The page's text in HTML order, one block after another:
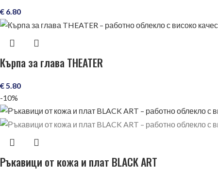
€ 6.80
Кърпа за глава THEATER
€ 5.80
-10%
Ръкавици от кожа и плат BLACK ART